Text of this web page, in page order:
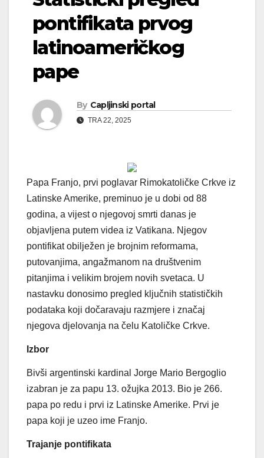
pontifikata prvog
latinoameričkog
pape
By Capljinski portal
TRA 22, 2025
Papa Franjo, prvi poglavar Rimokatoličke Crkve iz
Latinske Amerike, preminuo je u dobi od 88
godina, a vijest o njegovoj smrti danas je
objavljena putem videa iz Vatikana. Njegov
pontifikat obilježen je brojnim reformama,
putovanjima, angažmanom na društvenim
pitanjima i velikim brojem novih svetaca. U
nastavku donosimo pregled ključnih statističkih
podataka koji dočaravaju razmjere i značaj
njegova djelovanja na čelu Katoličke Crkve.
Izbor
Bivši argentinski kardinal Jorge Mario Bergoglio
izabran je za papu 13. ožujka 2013. Bio je 266.
papa po redu i prvi iz Latinske Amerike. Prvi je
papa koji je uzeo ime Franjo.
Trajanje pontifikata